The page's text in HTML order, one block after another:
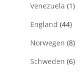
Venezuela (1)
England (44)
Norwegen (8)
Schweden (6)